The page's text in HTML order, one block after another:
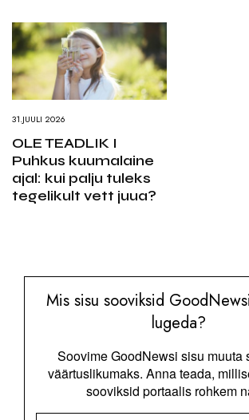
31.JUULI 2026
OLE TEADLIK I
Puhkus kuumalaine
ajal: kui palju tuleks
tegelikult vett juua?
Mis sisu sooviksid
lugeda?
Soovime GoodNewsi sisu muuta
väärtuslikumaks. Anna teada,
sooviksid portaalis rohkem